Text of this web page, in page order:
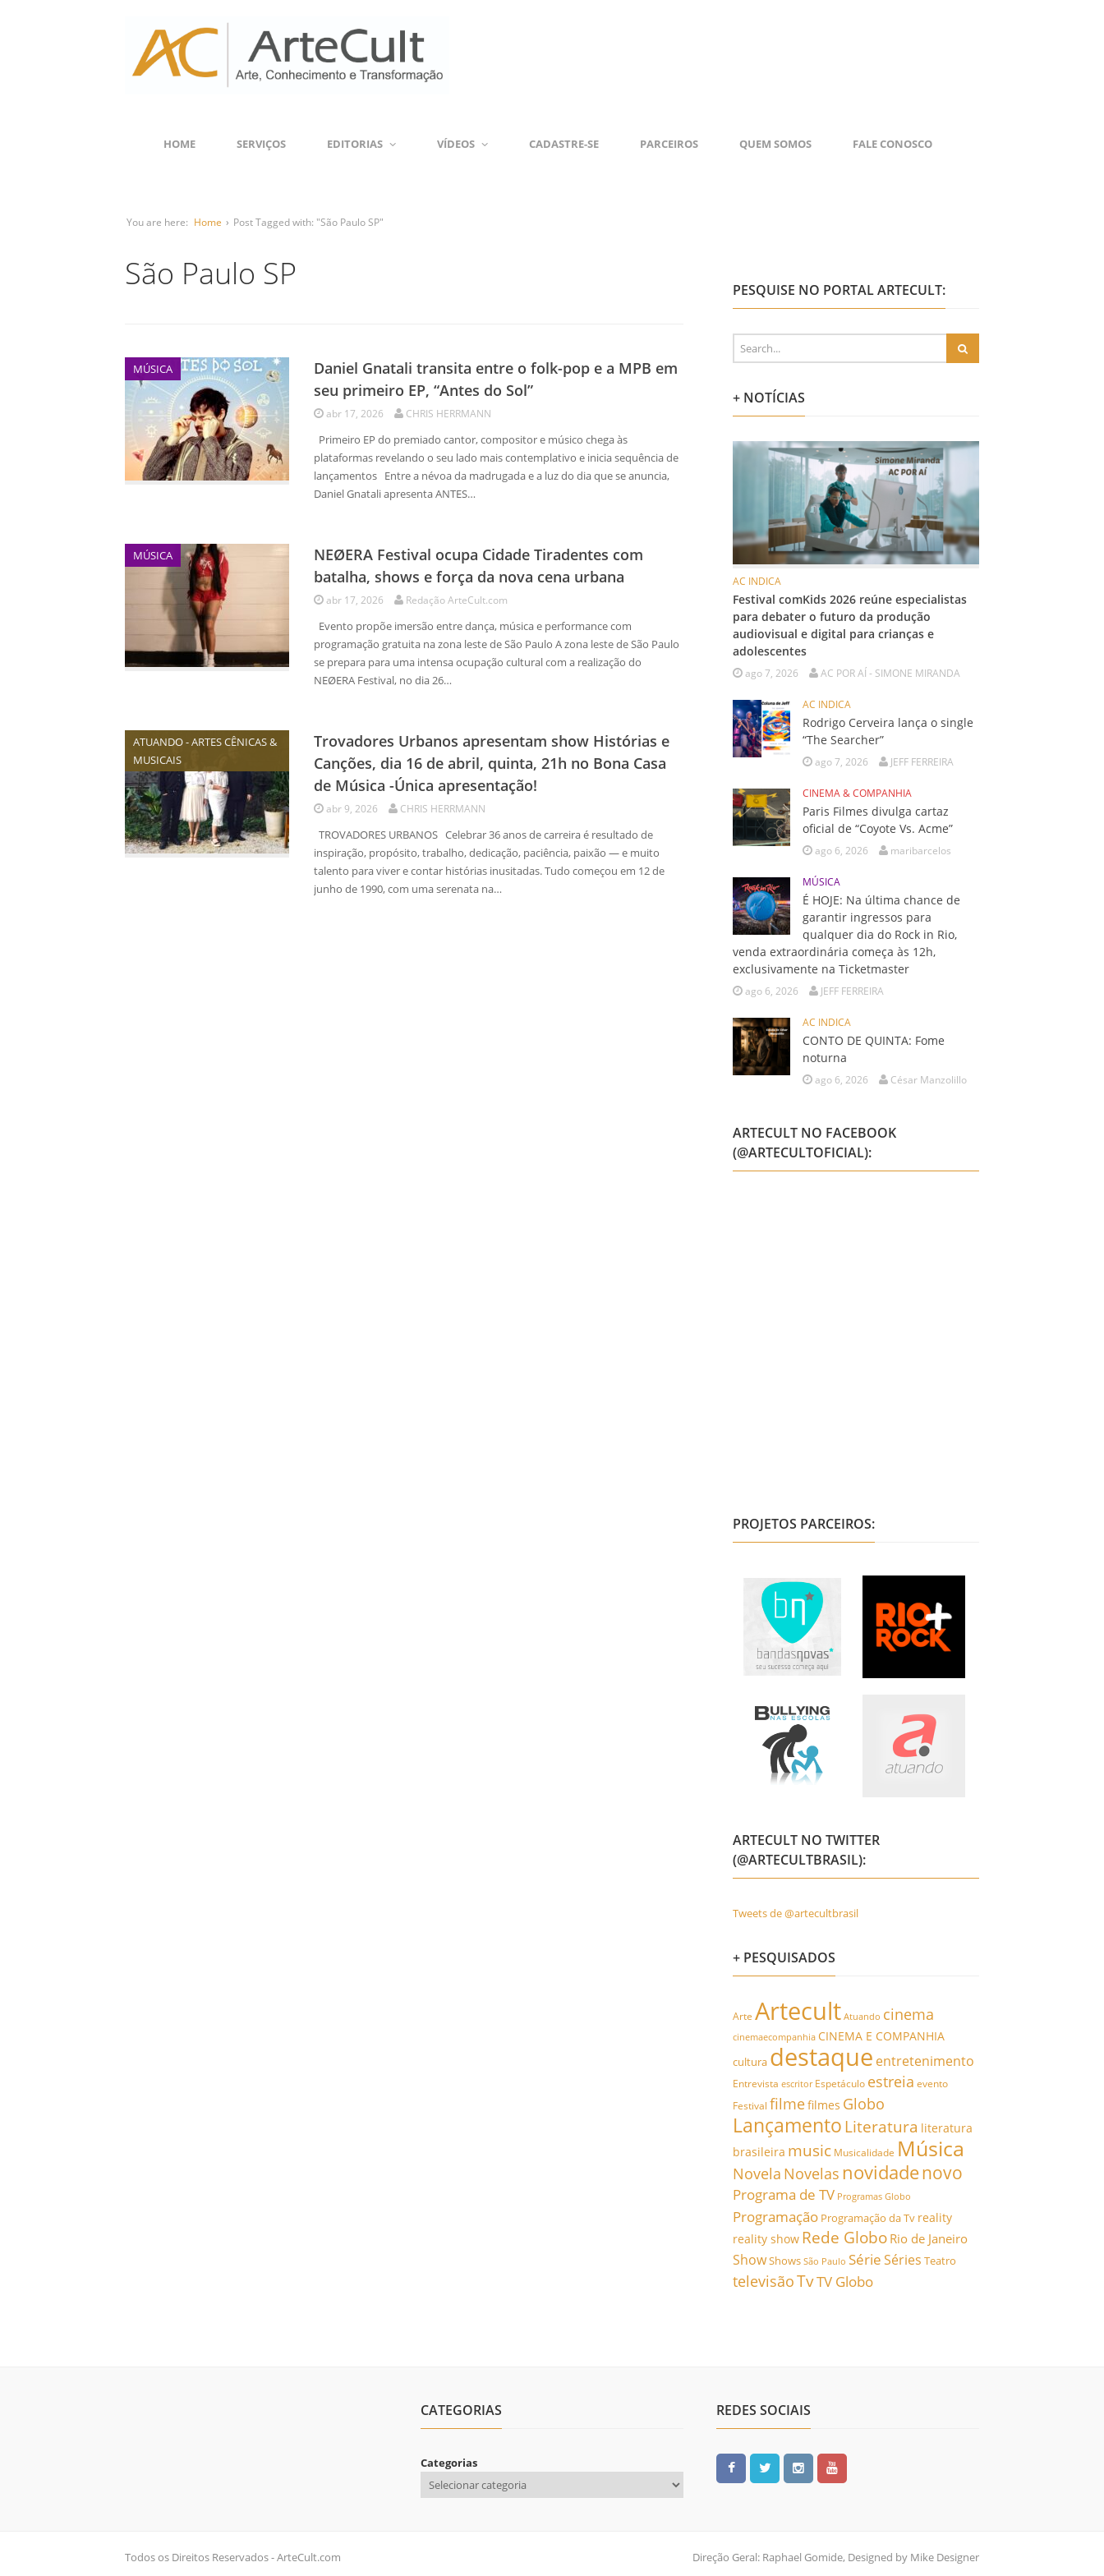
HOME SERVIÇOS EDITORIAS VÍDEOS CADASTRE-SE PARCEIROS QUEM SOMOS FALE CONOSCO
You are here: Home › Post Tagged with: "São Paulo SP"
São Paulo SP
MÚSICA
Daniel Gnatali transita entre o folk-pop e a MPB em
seu primeiro EP, “Antes do Sol”
abr 17, 2026 CHRIS HERRMANN
Primeiro EP do premiado cantor, compositor e músico chega às
plataformas revelando o seu lado mais contemplativo e inicia sequência de
lançamentos Entre a névoa da madrugada e a luz do dia que se anuncia,
Daniel Gnatali apresenta ANTES…
MÚSICA
NEØERA Festival ocupa Cidade Tiradentes com
batalha, shows e força da nova cena urbana
abr 17, 2026 Redação ArteCult.com
Evento propõe imersão entre dança, música e performance com
programação gratuita na zona leste de São Paulo A zona leste de São Paulo
se prepara para uma intensa ocupação cultural com a realização do
NEØERA Festival, no dia 26…
ATUANDO - ARTES CÊNICAS &
MUSICAIS
Trovadores Urbanos apresentam show Histórias e
Canções, dia 16 de abril, quinta, 21h no Bona Casa
de Música -Única apresentação!
abr 9, 2026 CHRIS HERRMANN
TROVADORES URBANOS Celebrar 36 anos de carreira é resultado de
inspiração, propósito, trabalho, dedicação, paciência, paixão — e muito
talento para viver e contar histórias inusitadas. Tudo começou em 12 de
junho de 1990, com uma serenata na…
PESQUISE NO PORTAL ARTECULT:
+ NOTÍCIAS
AC INDICA
Festival comKids 2026 reúne especialistas
para debater o futuro da produção
audiovisual e digital para crianças e
adolescentes
ago 7, 2026 AC POR AÍ - SIMONE MIRANDA
AC INDICA
Rodrigo Cerveira lança o single
“The Searcher”
ago 7, 2026 JEFF FERREIRA
CINEMA & COMPANHIA
Paris Filmes divulga cartaz
oficial de “Coyote Vs. Acme”
ago 6, 2026 maribarcelos
MÚSICA
É HOJE: Na última chance de
garantir ingressos para
qualquer dia do Rock in Rio,
venda extraordinária começa às 12h,
exclusivamente na Ticketmaster
ago 6, 2026 JEFF FERREIRA
AC INDICA
CONTO DE QUINTA: Fome
noturna
ago 6, 2026 César Manzolillo
ARTECULT NO FACEBOOK
(@ARTECULTOFICIAL):
PROJETOS PARCEIROS:
ARTECULT NO TWITTER
(@ARTECULTBRASIL):
Tweets de @artecultbrasil
+ PESQUISADOS
Arte Artecult Atuando cinema
cinemaecompanhia CINEMA E COMPANHIA
cultura destaque entretenimento
Entrevista escritor Espetáculo estreia evento
Festival filmefilmes Globo
Lançamento Literatura literatura
brasileira music Musicalidade Música
Novela Novelas novidadenovo
Programa de TV Programas Globo
Programação Programação da Tv reality
reality show Rede Globo Rio de Janeiro
ShowShows São Paulo SérieSéries Teatro
televisãoTvTV Globo
CATEGORIAS
Categorias
REDES SOCIAIS
Todos os Direitos Reservados - ArteCult.com Direção Geral: Raphael Gomide, Designed by Mike Designer